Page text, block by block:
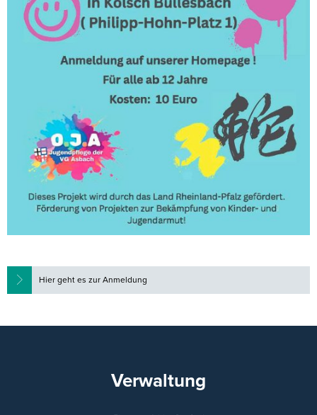
Hier geht es zur Anmeldung
Verwaltung